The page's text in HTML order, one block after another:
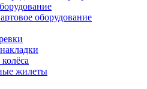
оборудование
жилеты